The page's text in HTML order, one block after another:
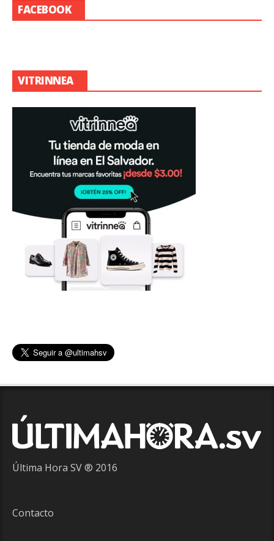
FACEBOOK
VITRINNEA
Última Hora SV ® 2016
Contacto